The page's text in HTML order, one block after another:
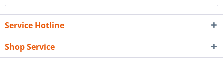
Service Hotline
Shop Service